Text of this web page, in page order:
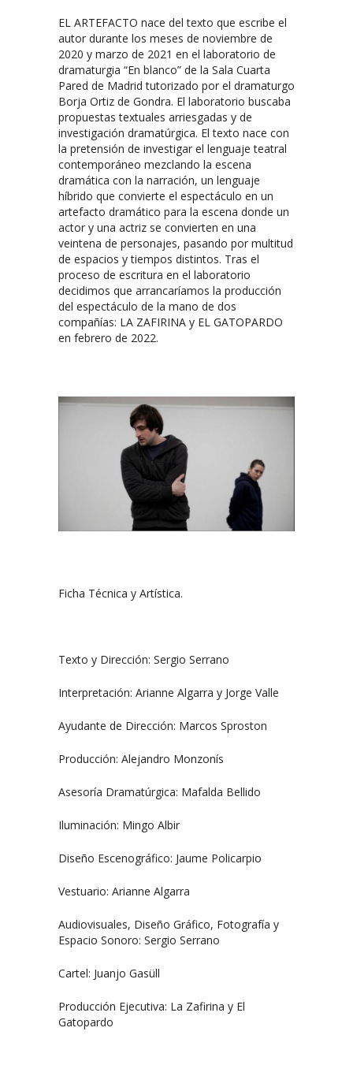
EL ARTEFACTO nace del texto que escribe el
autor durante los meses de noviembre de
2020 y marzo de 2021 en el laboratorio de
dramaturgia “En blanco” de la Sala Cuarta
Pared de Madrid tutorizado por el dramaturgo
Borja Ortiz de Gondra. El laboratorio buscaba
propuestas textuales arriesgadas y de
investigación dramatúrgica. El texto nace con
la pretensión de investigar el lenguaje teatral
contemporáneo mezclando la escena
dramática con la narración, un lenguaje
híbrido que convierte el espectáculo en un
artefacto dramático para la escena donde un
actor y una actriz se convierten en una
veintena de personajes, pasando por multitud
de espacios y tiempos distintos. Tras el
proceso de escritura en el laboratorio
decidimos que arrancaríamos la producción
del espectáculo de la mano de dos
compañías: LA ZAFIRINA y EL GATOPARDO
en febrero de 2022.
Ficha Técnica y Artística.
Texto y Dirección: Sergio Serrano
Interpretación: Arianne Algarra y Jorge Valle
Ayudante de Dirección: Marcos Sproston
Producción: Alejandro Monzonís
Asesoría Dramatúrgica: Mafalda Bellido
Iluminación: Mingo Albir
Diseño Escenográfico: Jaume Policarpio
Vestuario: Arianne Algarra
Audiovisuales, Diseño Gráfico, Fotografía y
Espacio Sonoro: Sergio Serrano
Cartel: Juanjo Gasüll
Producción Ejecutiva: La Zafirina y El
Gatopardo